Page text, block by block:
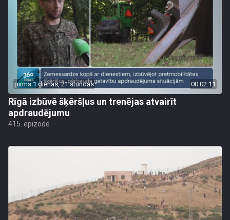
pirms 1 dienas, 21 stundas 00:02:11
Rīgā izbūvē šķēršļus un trenējas atvairīt
apdraudējumu
415. epizode